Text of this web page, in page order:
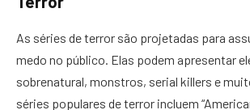
As séries de terror são projetadas para
medo no público. Elas podem apresentar
sobrenatural, monstros, serial killers e
séries populares de terror incluem